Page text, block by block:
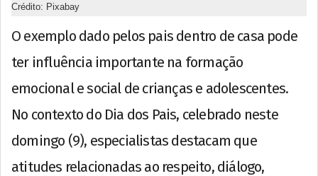
Crédito: Pixabay
O exemplo dado pelos pais dentro de casa pode
ter influência importante na formação
emocional e social de crianças e adolescentes.
No contexto do Dia dos Pais, celebrado neste
domingo (9), especialistas destacam que
atitudes relacionadas ao respeito, diálogo,